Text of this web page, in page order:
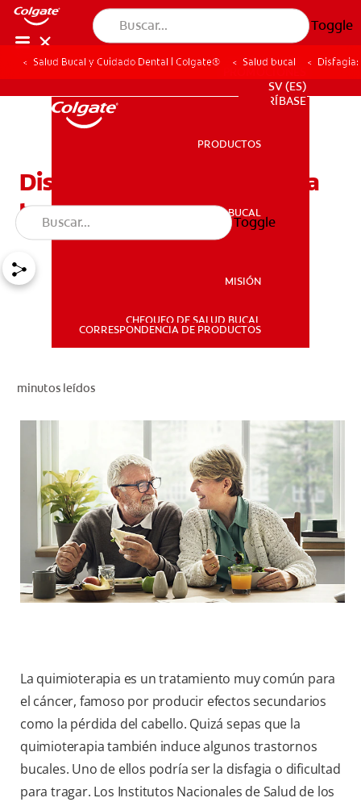
Toggle
SALUD BUCAL
PROMOCIONES
SUSCRÍBASE
SV (ES)
SUSCRÍBASE
PRODUCTOS
SALUD BUCAL
MISIÓN
CHEQUEO DE SALUD BUCAL
CORRESPONDENCIA DE PRODUCTOS
Toggle
Salud Bucal y Cuidado Dental | Colgate® Salud bucal
Disfagia: la dificultad para
tragar
minutos leídos
La quimioterapia es un tratamiento muy común para
el cáncer, famoso por producir efectos secundarios
como la pérdida del cabello. Quizá sepas que la
quimioterapia también induce algunos trastornos
bucales. Uno de ellos podría ser la disfagia o dificultad
para tragar. Los Institutos Nacionales de Salud de los